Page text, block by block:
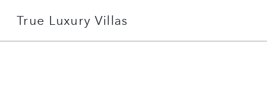
+49 151 51078506
True Luxury Villas